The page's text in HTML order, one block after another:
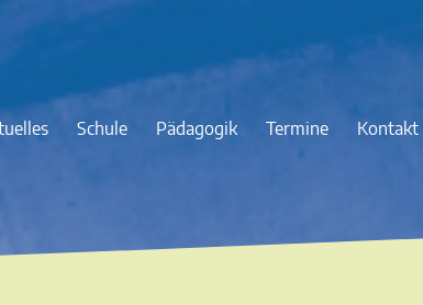
Schule Pädagogik Termine Kontakt